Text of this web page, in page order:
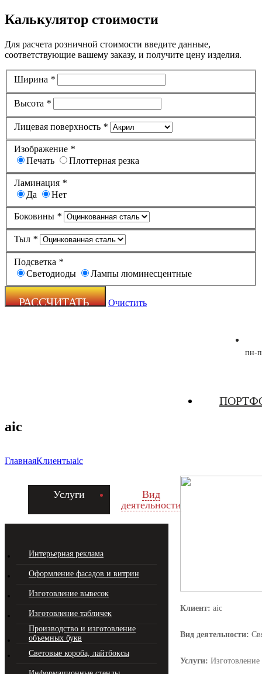
Калькулятор стоимости
Для расчета розничной стоимости введите данные,
соответствующие вашему заказу, и получите цену изделия.
Ширина *
Высота *
Лицевая поверхность *
Изображение *
Печать
Плоттерная резка
Ламинация *
Да
Нет
Боковины *
Тыл *
Подсветка *
Светодиоды
Лампы люминесцентные
Очистить
реклама
пн-
aic
ГлавнаяКлиентыaic
Услуги
Вид
деятельности
Интерьерная реклама
Оформление фасадов и витрин
Изготовление вывесок
Изготовление табличек
Производство и изготовление
объемных букв
Световые короба, лайтбоксы
Клиент: aic
Вид деятельности:
Услуги: